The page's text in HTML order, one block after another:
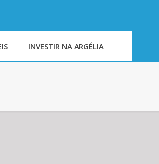
INVESTIR NA ARGÉLIA